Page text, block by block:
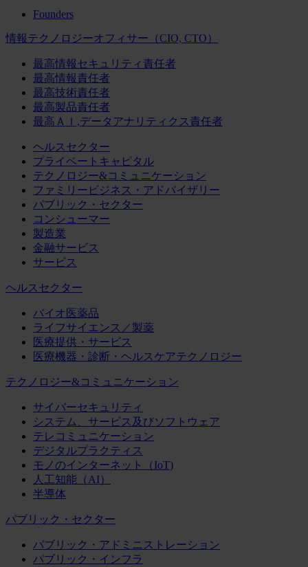
Founders
情報テクノロジーオフィサー（CIO, CTO）
最高情報セキュリティ責任者
最高情報責任者
最高技術責任者
最高製品責任者
最高ＡＩ,データアナリティクス責任者
ヘルスセクター
プライベートキャピタル
テクノロジー&コミュニケーション
ファミリービジネス・アドバイザリー
パブリック・セクター
コンシューマー
製造業
金融サービス
サービス
ヘルスセクター
バイオ医薬品
ライフサイエンス／製薬
医療提供・サービス
医療機器・診断・ヘルスケアテクノロジー
テクノロジー&コミュニケーション
サイバーセキュリティ
システム、サービス及びソフトウェア
テレコミュニケーション
デジタルプラクティス
モノのインターネット（IoT)
人工知能（AI）
半導体
パブリック・セクター
パブリック・アドミニストレーション
パブリック・インフラ